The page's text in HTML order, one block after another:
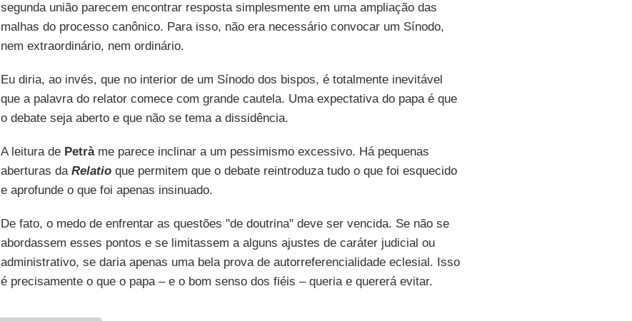
segunda união parecem encontrar resposta simplesmente em uma ampliação das
malhas do processo canônico. Para isso, não era necessário convocar um Sínodo,
nem extraordinário, nem ordinário.
Eu diria, ao invés, que no interior de um Sínodo dos bispos, é totalmente inevitável
que a palavra do relator comece com grande cautela. Uma expectativa do papa é que
o debate seja aberto e que não se tema a dissidência.
A leitura de Petràme parece inclinar a um pessimismo excessivo. Há pequenas
aberturas da Relatio que permitem que o debate reintroduza tudo o que foi esquecido
e aprofunde o que foi apenas insinuado.
De fato, o medo de enfrentar as questões "de doutrina" deve ser vencida. Se não se
abordassem esses pontos e se limitassem a alguns ajustes de caráter judicial ou
administrativo, se daria apenas uma bela prova de autorreferencialidade eclesial. Isso
é precisamente o que o papa – e o bom senso dos fiéis – queria e quererá evitar.